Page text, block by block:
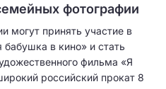
фотографии
могут принять участие в
в кино» и стать
фильма «Я
российский прокат 8